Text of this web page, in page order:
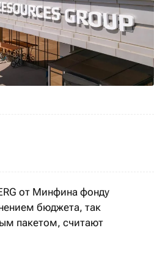
от Минфина фонду
бюджета, так
пакетом, считают